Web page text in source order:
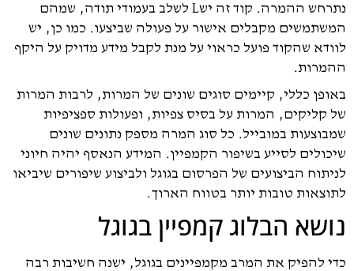
נתרחש ההמרה. קוד זה ישL לשלב בעמודי תודה, שמהם
המשתמשים מקבלים אישור על פעולה שביצעו. כמו כן, יש
לוודא שהקוד פועל כראוי על מנת לקבל מידע מדויק על היקף
ההמרות.
באופן כללי, קיימים סוגים שונים של המרות, לרבות המרות
של קליקים, המרות על בסיס צפיות, ופעולות ספציפיות
שמבוצעות במובייל. כל סוג המרה מספק נתונים שונים
שיכולים לסייע בשיפור הקמפיין. המידע הנאסף יהיה חיוני
לניתוח הביצועים של הפרסום בגוגל ולביצוע שיפורים שיביאו
לתוצאות טובות יותר בטווח הארוך.
נושא הבלוג קמפיין בגוגל
כדי להפיק את המרב מקמפיינים בגוגל, ישנה חשיבות רבה